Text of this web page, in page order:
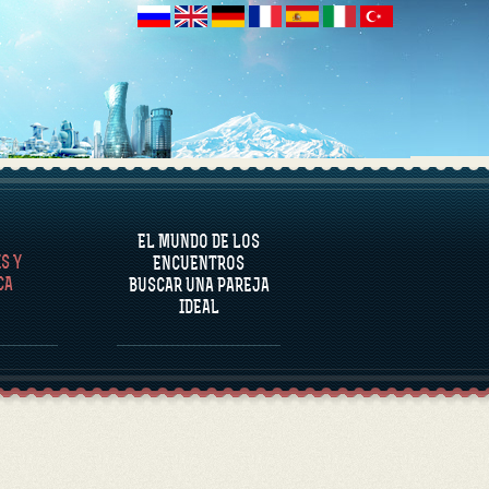
Y
EL MUNDO DE LOS
ENCUENTROS
BUSCAR UNA PAREJA
IDEAL